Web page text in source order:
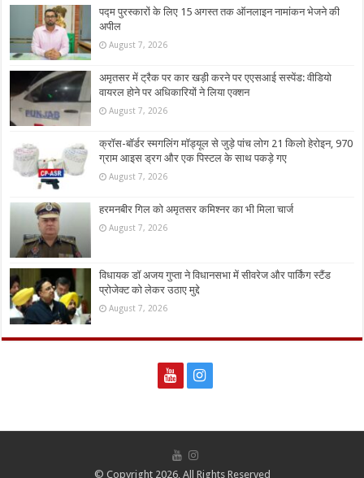
पद्म पुरस्कारों के लिए 15 अगस्त तक ऑनलाइन नामांकन भेजने की
अपील
August 7, 2026
अमृतसर में ट्रैक पर कार खड़ी करने पर एएसआई सस्पेंड: वीडियो
वायरल होने पर अधिकारियों ने लिया एक्शन
August 7, 2026
क्रॉस-बॉर्डर स्मगलिंग मॉड्यूल से जुड़े पांच लोग 21 किलो हेरोइन, 970
ग्राम आइस ड्रग और एक पिस्टल के साथ पकड़े गए
August 7, 2026
हरमनबीर गिल को अमृतसर कमिश्नर का भी मिला चार्ज
August 7, 2026
विधायक डॉ अजय गुप्ता ने विधानसभा में सीवरेज और पार्किंग स्टैंड
प्रोजेक्ट को लेकर उठाए मुद्दे
August 7, 2026
© Copyright 2026, All Rights Reserved